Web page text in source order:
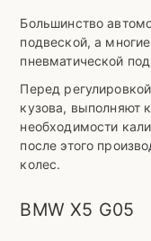
Большинство
подвеской, а
пневматической
Перед
кузова, выполняют
необходимости
после этого
колес.
BMW X5 G05